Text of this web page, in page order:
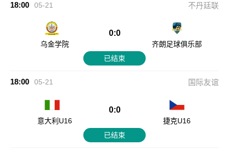
18:00 05-21 不丹廷联
乌金学院
0:0
齐朗足球俱乐部
已结束
18:00 05-21 国际友谊
意大利U16
0:0
捷克U16
已结束